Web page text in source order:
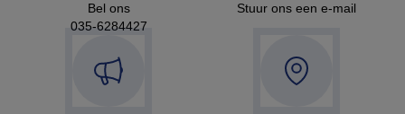
Bel ons
035-6284427
Stuur ons een e-mail